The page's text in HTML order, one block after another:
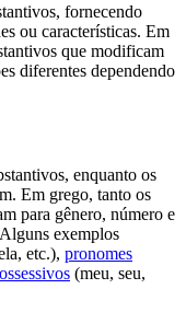
fornecendo
ou características. Em
que modificam
diferentes dependendo
enquanto os
Em grego, tanto os
para gênero, número e
exemplos
etc.), pronomes
(meu, seu,